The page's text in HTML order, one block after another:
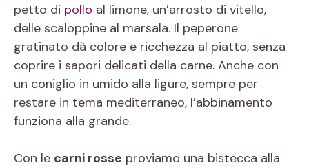
petto di pollo al limone, un’arrosto di vitello,
delle scaloppine al marsala. Il peperone
gratinato dà colore e ricchezza al piatto, senza
coprire i sapori delicati della carne. Anche con
un coniglio in umido alla ligure, sempre per
restare in tema mediterraneo, l’abbinamento
funziona alla grande.
Con le carni rosse proviamo una bistecca alla